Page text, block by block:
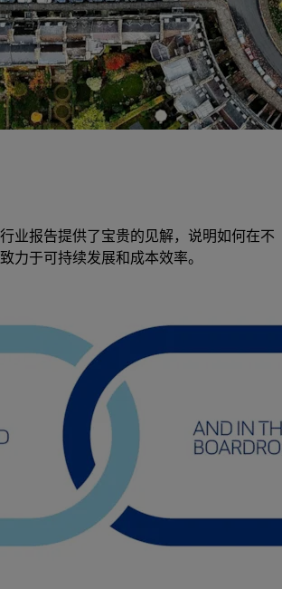
业报告提供了宝贵的见解，说明如何在不
力于可持续发展和成本效率。